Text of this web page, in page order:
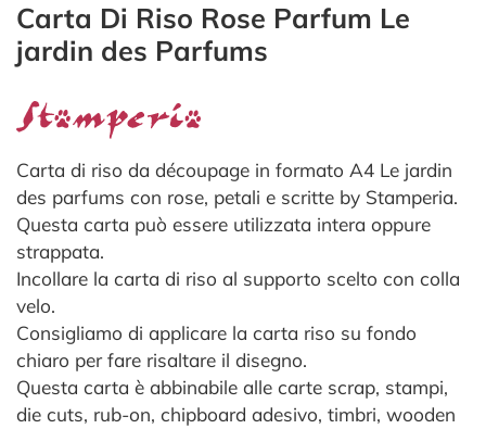
Carta Di Riso Rose Parfum Le
jardin des Parfums
Carta di riso da découpage in formato A4 Le jardin
des parfums con rose, petali e scritte by Stamperia.
Questa carta può essere utilizzata intera oppure
strappata.
Incollare la carta di riso al supporto scelto con colla
velo.
Consigliamo di applicare la carta riso su fondo
chiaro per fare risaltare il disegno.
Questa carta è abbinabile alle carte scrap, stampi,
die cuts, rub-on, chipboard adesivo, timbri, wooden